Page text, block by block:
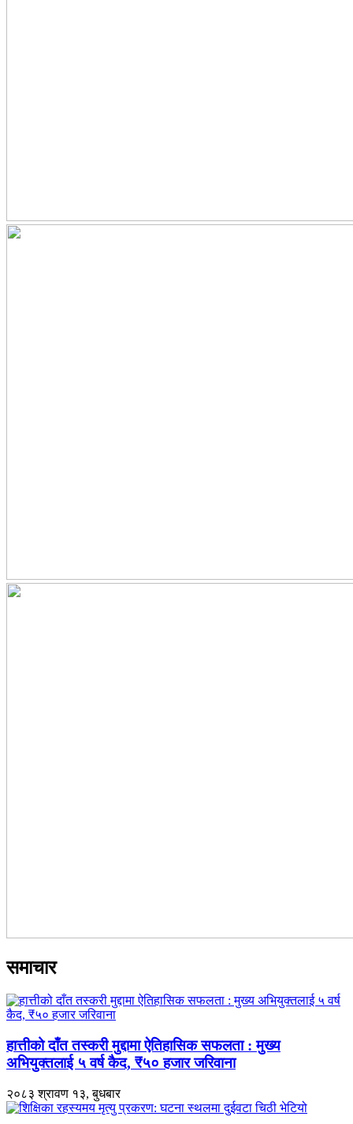
समाचार
हात्तीको दाँत तस्करी मुद्दामा ऐतिहासिक सफलता : मुख्य
अभियुक्तलाई ५ वर्ष कैद, ₹५० हजार जरिवाना
२०८३ श्रावण १३, बुधबार